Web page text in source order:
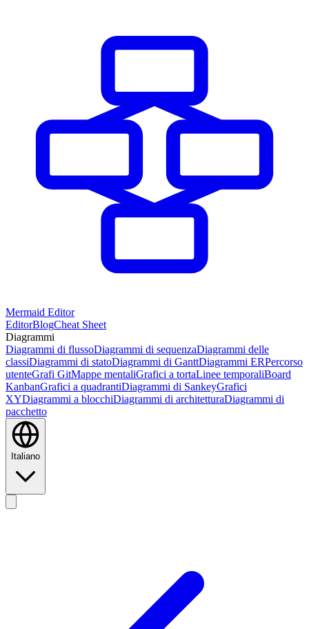
Mermaid Editor
EditorBlogCheat Sheet
Diagrammi
Diagrammi di flussoDiagrammi di sequenzaDiagrammi delle
classiDiagrammi di statoDiagrammi di GanttDiagrammi ERPercorso
utenteGrafi GitMappe mentaliGrafici a tortaLinee temporaliBoard
KanbanGrafici a quadrantiDiagrammi di SankeyGrafici
XYDiagrammi a blocchiDiagrammi di architetturaDiagrammi di
pacchetto
Italiano